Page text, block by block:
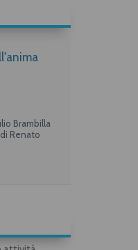
Brambilla
Renato